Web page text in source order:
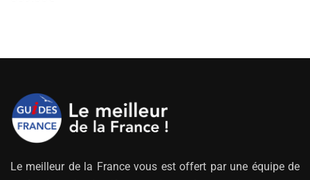
Le meilleur de la France vous est offert par une équipe de